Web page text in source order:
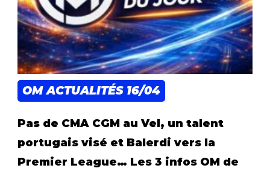
OM ACTUALITÉS16/04
Pas de CMA CGM au Vel, un talent
portugais visé et Balerdi vers la
Premier League… Les 3 infos OM de